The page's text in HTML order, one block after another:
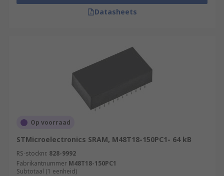
Datasheets
Op voorraad
STMicroelectronics SRAM, M48T18-150PC1- 64 kB
RS-stocknr. 828-9992
Fabrikantnummer M48T18-150PC1
Subtotaal (1 eenheid)